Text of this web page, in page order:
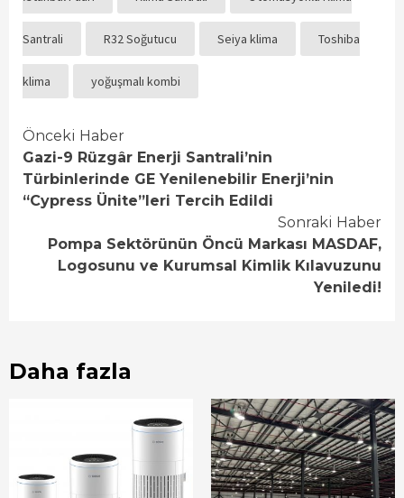
Santrali R32 Soğutucu Seiya klima Toshiba
klima yoğuşmalı kombi
Continue
Reading
Önceki Haber
Gazi-9 Rüzgâr Enerji Santrali’nin
Türbinlerinde GE Yenilenebilir Enerji’nin
“Cypress Ünite”leri Tercih Edildi
Sonraki Haber
Pompa Sektörünün Öncü Markası MASDAF,
Logosunu ve Kurumsal Kimlik Kılavuzunu
Yeniledi!
Daha fazla